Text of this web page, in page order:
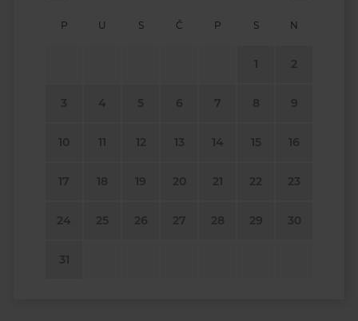
P U S Č P S N
1 2
3 4 5 6 7 8 9
10 11 12 13 14 15 16
17 18 19 20 21 22 23
24 25 26 27 28 29 30
31